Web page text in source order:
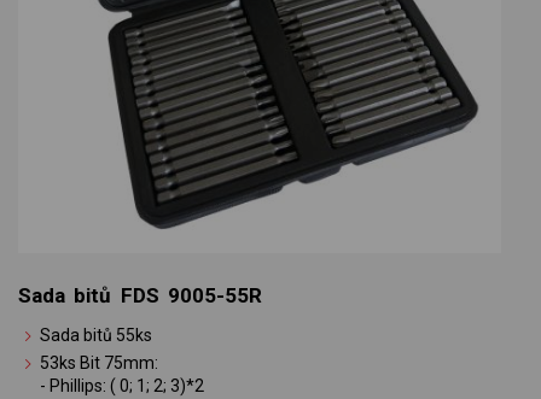
Sada bitů FDS 9005-55R
Sada bitů 55ks
53ks Bit 75mm:
- Phillips: ( 0; 1; 2; 3)*2